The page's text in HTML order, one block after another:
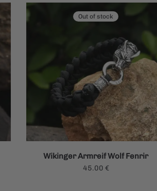
Out of stock
Wikinger Armreif Wolf Fenrir
45.00 €